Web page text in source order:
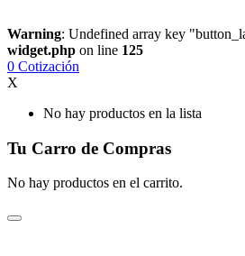
Warning: Undefined array key
widget.php on line 125
0 Cotización
X
No hay productos en la lista
Tu Carro de Compras
No hay productos en el carrito.